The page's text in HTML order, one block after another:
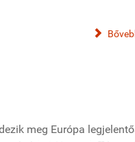
meg Európa